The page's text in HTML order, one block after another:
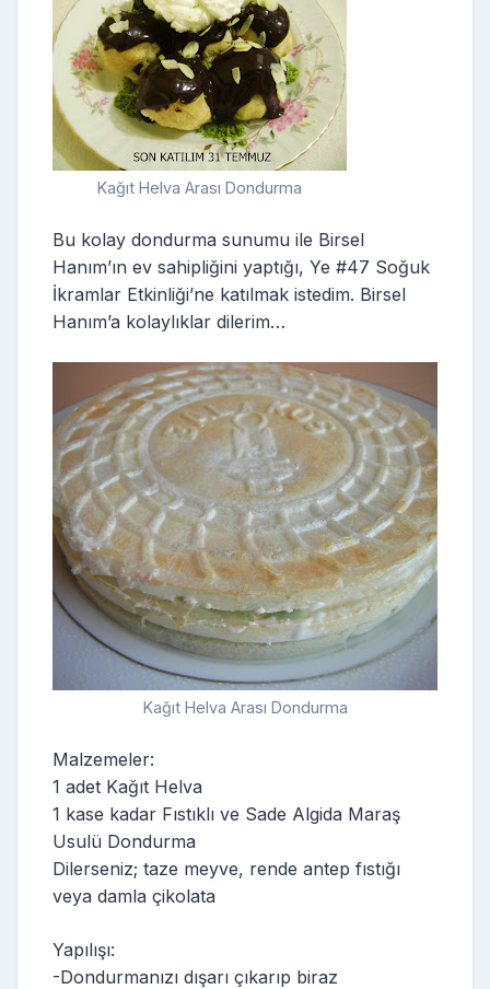
Kağıt Helva Arası Dondurma
Bu kolay dondurma sunumu ile Birsel
Hanım’ın ev sahipliğini yaptığı, Ye #47 Soğuk
İkramlar Etkinliği’ne katılmak istedim. Birsel
Hanım’a kolaylıklar dilerim…
Kağıt Helva Arası Dondurma
Malzemeler:
1 adet Kağıt Helva
1 kase kadar Fıstıklı ve Sade Algida Maraş
Usulü Dondurma
Dilerseniz; taze meyve, rende antep fıstığı
veya damla çikolata
Yapılışı:
-Dondurmanızı dışarı çıkarıp biraz